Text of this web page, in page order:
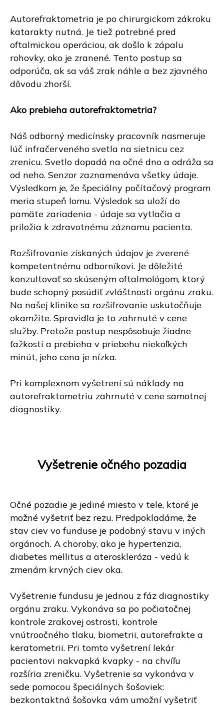
Autorefraktometria je po chirurgickom zákroku
katarakty nutná. Je tiež potrebné pred
oftalmickou operáciou, ak došlo k zápalu
rohovky, oko je zranené. Tento postup sa
odporúča, ak sa váš zrak náhle a bez zjavného
dôvodu zhorší.
Ako prebieha autorefraktometria?
Náš odborný medicínsky pracovník nasmeruje
lúč infračerveného svetla na sietnicu cez
zrenicu. Svetlo dopadá na očné dno a odráža sa
od neho. Senzor zaznamenáva všetky údaje.
Výsledkom je, že špeciálny počítačový program
meria stupeň lomu. Výsledok sa uloží do
pamäte zariadenia - údaje sa vytlačia a
priložia k zdravotnému záznamu pacienta.
Rozšifrovanie získaných údajov je zverené
kompetentnému odborníkovi. Je dôležité
konzultovať so skúseným oftalmológom, ktorý
bude schopný posúdiť zvláštnosti orgánu zraku.
Na našej klinike sa rozšifrovanie uskutočňuje
okamžite. Spravidla je to zahrnuté v cene
služby. Pretože postup nespôsobuje žiadne
ťažkosti a prebieha v priebehu niekoľkých
minút, jeho cena je nízka.
Pri komplexnom vyšetrení sú náklady na
autorefraktometriu zahrnuté v cene samotnej
diagnostiky.
Vyšetrenie očného pozadia
Očné pozadie je jediné miesto v tele, ktoré je
možné vyšetriť bez rezu. Predpokladáme, že
stav ciev vo funduse je podobný stavu v iných
orgánoch. A choroby, ako je hypertenzia,
diabetes mellitus a ateroskleróza - vedú k
zmenám krvných ciev oka.
Vyšetrenie fundusu je jednou z fáz diagnostiky
orgánu zraku. Vykonáva sa po počiatočnej
kontrole zrakovej ostrosti, kontrole
vnútroočného tlaku, biometrii, autorefrakte a
keratometrii. Pri tomto vyšetrení lekár
pacientovi nakvapká kvapky - na chvíľu
rozšíria zreničku. Vyšetrenie sa vykonáva v
sede pomocou špeciálnych šošoviek:
bezkontaktná šošovka vám umožní vyšetriť